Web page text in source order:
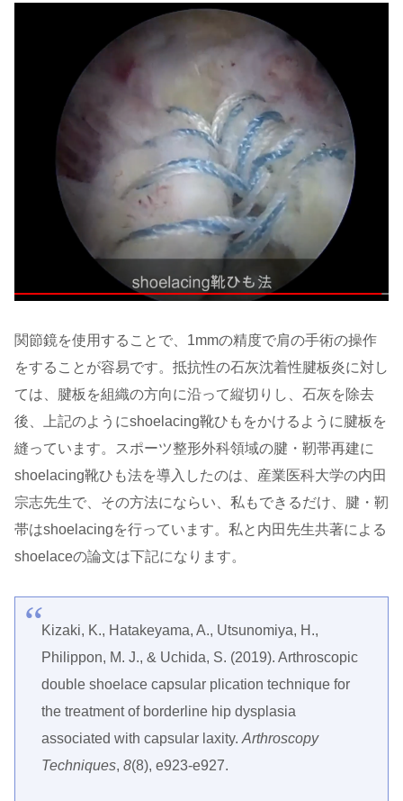
関節鏡を使用することで、1mmの精度で肩の手術の操作
をすることが容易です。抵抗性の石灰沈着性腱板炎に対し
ては、腱板を組織の方向に沿って縦切りし、石灰を除去
後、上記のようにshoelacing靴ひもをかけるように腱板を
縫っています。スポーツ整形外科領域の腱・靭帯再建に
shoelacing靴ひも法を導入したのは、産業医科大学の内田
宗志先生で、その方法にならい、私もできるだけ、腱・靭
帯はshoelacingを行っています。私と内田先生共著による
shoelaceの論文は下記になります。
Kizaki, K., Hatakeyama, A., Utsunomiya, H.,
Philippon, M. J., & Uchida, S. (2019). Arthroscopic
double shoelace capsular plication technique for
the treatment of borderline hip dysplasia
associated with capsular laxity. Arthroscopy
Techniques, 8(8), e923-e927.